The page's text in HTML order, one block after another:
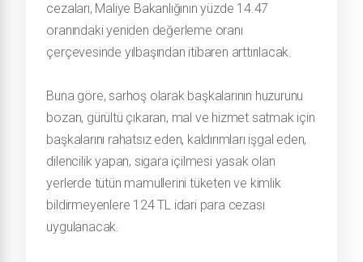
cezaları, Maliye Bakanlığının yüzde 14.47
oranındaki yeniden değerleme oranı
çerçevesinde yılbaşından itibaren arttırılacak.
Buna göre, sarhoş olarak başkalarının huzurunu
bozan, gürültü çıkaran, mal ve hizmet satmak için
başkalarını rahatsız eden, kaldırımları işgal eden,
dilencilik yapan, sigara içilmesi yasak olan
yerlerde tütün mamullerini tüketen ve kimlik
bildirmeyenlere 124 TL idari para cezası
uygulanacak.